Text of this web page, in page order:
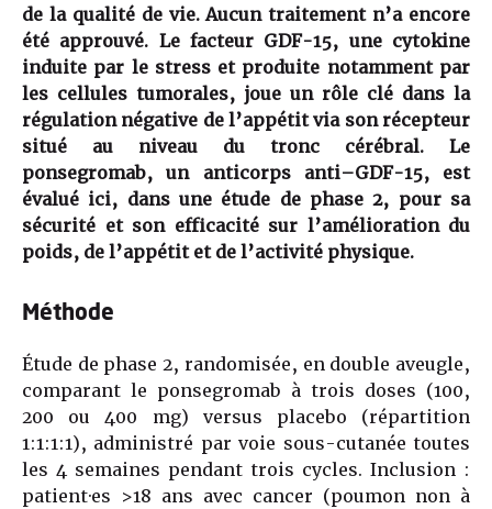
de la qualité de vie. Aucun traitement n’a encore
été approuvé. Le facteur GDF-15, une cytokine
induite par le stress et produite notamment par
les cellules tumorales, joue un rôle clé dans la
régulation négative de l’appétit via son récepteur
situé au niveau du tronc cérébral. Le
ponsegromab, un anticorps anti–GDF-15, est
évalué ici, dans une étude de phase 2, pour sa
sécurité et son efficacité sur l’amélioration du
poids, de l’appétit et de l’activité physique.
Méthode
Étude de phase 2, randomisée, en double aveugle,
comparant le ponsegromab à trois doses (100,
200 ou 400 mg) versus placebo (répartition
1:1:1:1), administré par voie sous-cutanée toutes
les 4 semaines pendant trois cycles. Inclusion :
patient·es >18 ans avec cancer (poumon non à